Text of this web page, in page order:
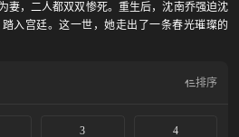
妻，二人都双双惨死。重生后，沈南乔强迫沈
入宫廷。这一世，她走出了一条春光璀璨的
排序
3 4